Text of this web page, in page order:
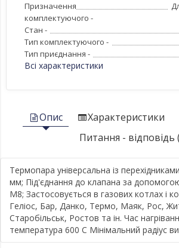
Призначення
комплектуючого -
Стан -
Тип комплектуючого -
Тип приєднання -
Всі характеристики
Опис Характеристики
Питання - відповідь
Термопара універсальна із
мм; Під'єднання до клапана за
M8; Застосовується в газових котлах і
Геліос, Бар, Данко, Термо, Маяк, Рос,
Старобільськ, Ростов та ін. Час
температура 600 С Мінімальний радіус